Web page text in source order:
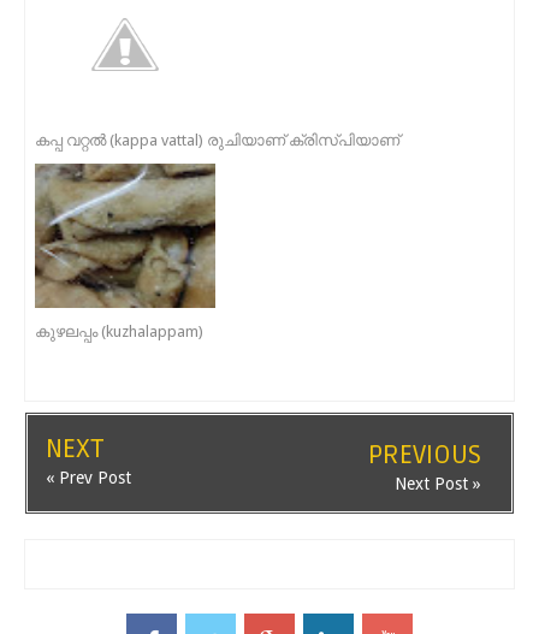
കപ്പ വറ്റൽ (kappa vattal) രുചിയാണ് ക്രിസ്പിയാണ്
കുഴലപ്പം (kuzhalappam)
NEXT
« Prev Post
PREVIOUS
Next Post »